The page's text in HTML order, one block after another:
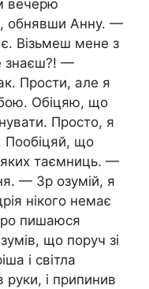
вечерю
обнявши Анну. —
Візьмеш мене з
знаєш?! —
Прости, але я
Обіцяю, що
Просто, я
Пообіцяй, що
таємниць. —
— Зр озумій, я
нікого немає
пишаюся
що поруч зі
і світла
руки, і припинив